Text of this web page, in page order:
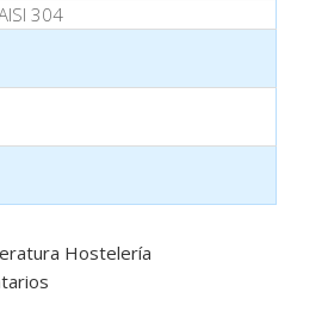
304
Hostelería